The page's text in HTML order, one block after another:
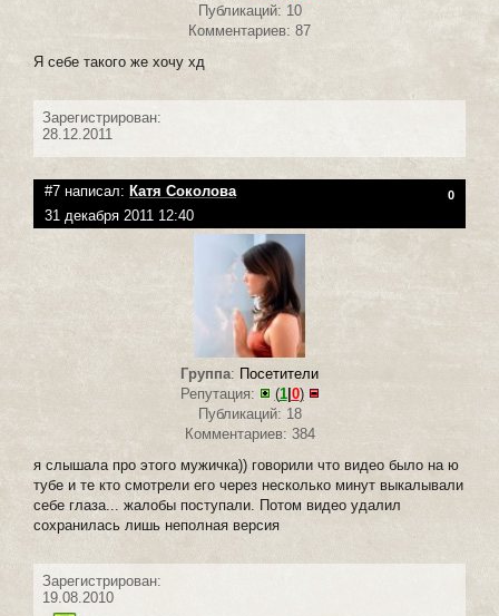
Публикаций: 10
Комментариев: 87
Я себе такого же хочу хд
Зарегистрирован:
28.12.2011
#7 написал: Катя Соколова 0
31 декабря 2011 12:40
Группа: Посетители
Репутация:
(1| 0)
Публикаций: 18
Комментариев: 384
я слышала про этого мужичка)) говорили что видео было на ю
тубе и те кто смотрели его через несколько минут выкалывали
себе глаза... жалобы поступали. Потом видео удалил
сохранилась лишь неполная версия
Зарегистрирован:
19.08.2010